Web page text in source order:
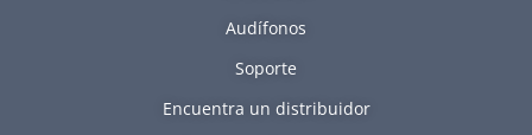
Audífonos
Soporte
Encuentra un distribuidor